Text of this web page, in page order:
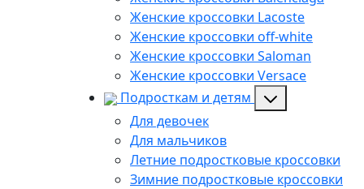
Женские кроссовки Lacoste
Женские кроссовки off-white
Женские кроссовки Saloman
Женские кроссовки Versace
Подросткам и детям
Для девочек
Для мальчиков
Летние подростковые кроссовки
Зимние подростковые кроссовки